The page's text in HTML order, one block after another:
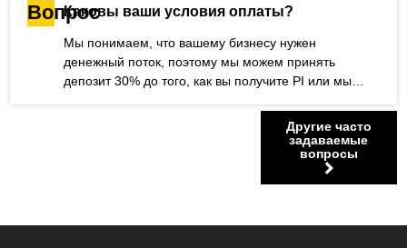
ВопросКаковы ваши условия оплаты?
Мы понимаем, что вашему бизнесу нужен
денежный поток, поэтому мы можем принять
депозит 30% до того, как вы получите PI или мы
депозита мы начинаем подготавливать сырье и
оформлять заказ для выхода на производственную
линию. После того, как производство продукта
завершено, вы распределяете остаток 70%. После
Другие часто
задаваемые
вопросы